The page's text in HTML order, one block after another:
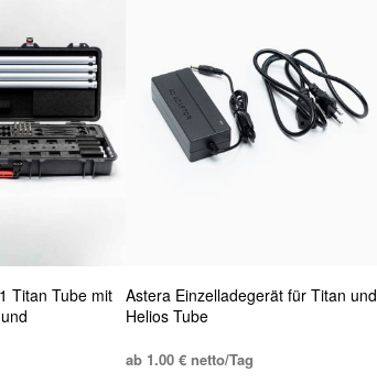
Titan Tube mit
Astera Einzelladegerät für Titan und
Helios Tube
ab 1.00 € netto/Tag